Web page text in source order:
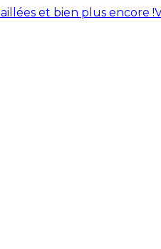
et bien plus encore !